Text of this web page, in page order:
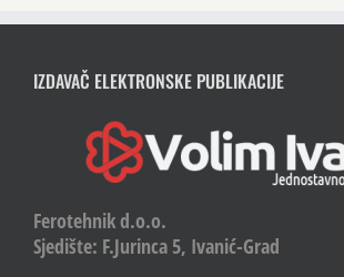
IZDAVAČ ELEKTRONSKE PUBLIKACIJE
Ferotehnik d.o.o.
Sjedište: F.Jurinca 5, Ivanić-Grad